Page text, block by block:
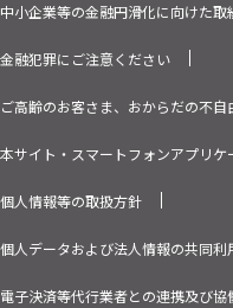
中小企業等の金融円滑化に向けた取
金融犯罪にご注意ください
ご高齢のお客さま、おからだの不
本サイト・スマートフォンアプリ
個人情報等の取扱方針
個人データおよび法人情報の共同
電子決済等代行業者との連携及び協